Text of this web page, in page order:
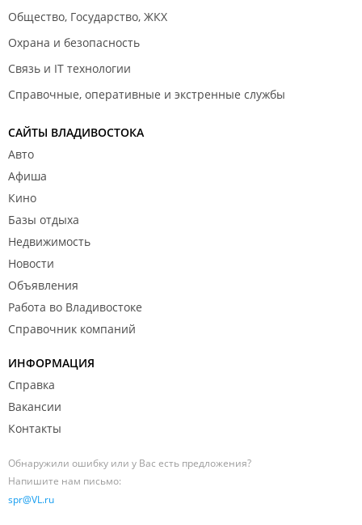
Общество, Государство, ЖКХ
Охрана и безопасность
Связь и IT технологии
Справочные, оперативные и экстренные службы
САЙТЫ ВЛАДИВОСТОКА
Авто
Афиша
Кино
Базы отдыха
Недвижимость
Новости
Объявления
Работа во Владивостоке
Справочник компаний
ИНФОРМАЦИЯ
Справка
Вакансии
Контакты
Обнаружили ошибку или у Вас есть предложения?
Напишите нам письмо:
spr@VL.ru